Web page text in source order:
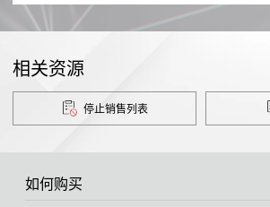
相关资源
停止销售列表
如何购买